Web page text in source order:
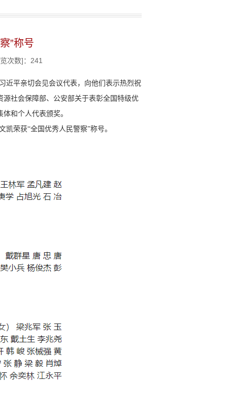
”称号
次数]： 241
近平亲切会见会议代表，向他们表示热烈祝
社会保障部、公安部关于表彰全国特级优
和个人代表颁奖。
凯荣获“全国优秀人民警察”称号。